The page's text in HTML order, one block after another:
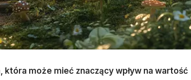
może mieć znaczący wpływ na wartość